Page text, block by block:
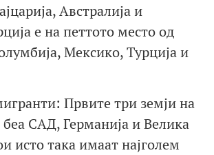
Австралија и
е на петтото место од
Мексико, Турција и
Првите три земји на
САД, Германија и Велика
исто така имаат најголем